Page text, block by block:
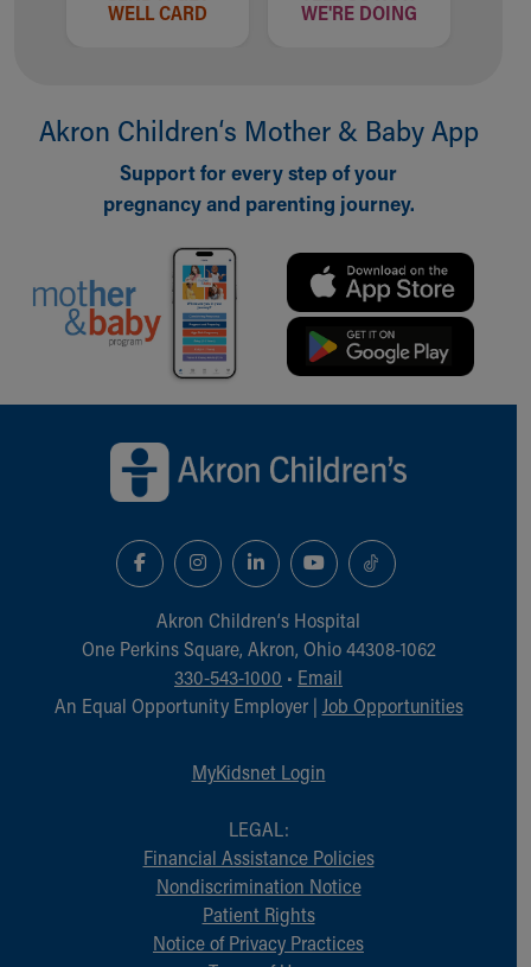
WELL CARD
WE'RE DOING
Akron Children‘s Mother & Baby App
Support for every step of your
pregnancy and parenting journey.
Akron Children‘s Hospital
One Perkins Square, Akron, Ohio 44308-1062
330-543-1000 • Email
An Equal Opportunity Employer | Job Opportunities
MyKidsnet Login
LEGAL:
Financial Assistance Policies
Nondiscrimination Notice
Patient Rights
Notice of Privacy Practices